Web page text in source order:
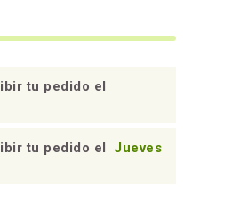
tu pedido el
tu pedido el
Jueves